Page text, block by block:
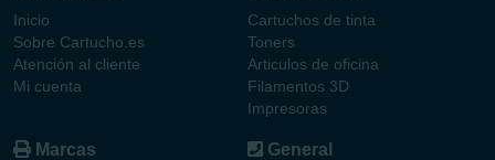
Inicio
Sobre Cartucho.es
Atención al cliente
Mi cuenta
Cartuchos de tinta
Toners
Articulos de oficina
Filamentos 3D
Impresoras
Marcas General